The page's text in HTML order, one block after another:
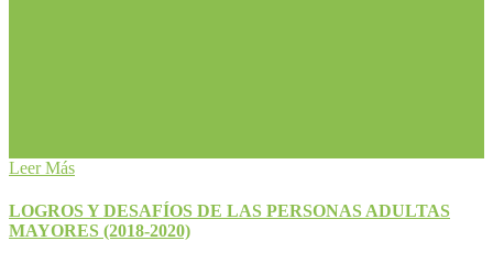
Leer Más
LOGROS Y DESAFÍOS DE LAS PERSONAS ADULTAS
MAYORES (2018-2020)